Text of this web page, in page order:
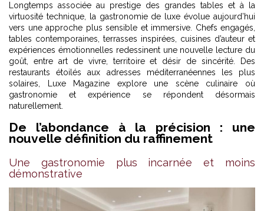
Longtemps associée au prestige des grandes tables et à la
virtuosité technique, la gastronomie de luxe évolue aujourd’hui
vers une approche plus sensible et immersive. Chefs engagés,
tables contemporaines, terrasses inspirées, cuisines d’auteur et
expériences émotionnelles redessinent une nouvelle lecture du
goût, entre art de vivre, territoire et désir de sincérité. Des
restaurants étoilés aux adresses méditerranéennes les plus
solaires, Luxe Magazine explore une scène culinaire où
gastronomie et expérience se répondent désormais
naturellement.
De l’abondance à la précision : une
nouvelle définition du raffinement
Une gastronomie plus incarnée et moins
démonstrative